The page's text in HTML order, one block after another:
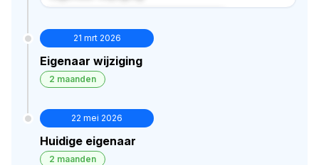
21 mrt 2026
Eigenaar wijziging
2 maanden
22 mei 2026
Huidige eigenaar
2 maanden